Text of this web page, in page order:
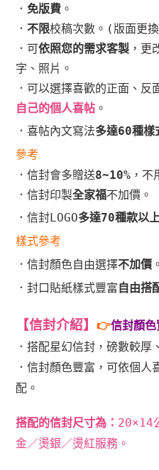
．免版費 。
．不限校稿次數。(版面更
．可依照您的需求客製 ，更
字、照片。
．可以選擇喜歡的正面、反
自己的個人喜帖 。
．喜帖內文寫法多達60種樣
參考
．信封會多贈送8~10% ，不
．信封印製全家福不加價。
．信封LOGO多達70種款以
樣式參考
．信封顏色自由選擇不加價
．封口貼紙樣式豐富自由搭
【信封介紹】👉信封顏
．搭配星幻信封，磅數較厚
．信封顏色豐富， 可依個人
配。
搭配的信封尺寸為： 20×14
金／燙銀／燙紅服務。